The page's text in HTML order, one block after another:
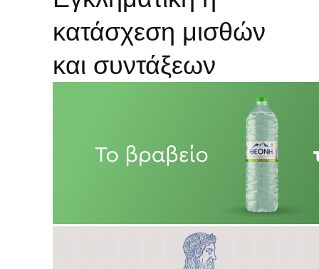
κατάσχεση μισθών
και συντάξεων